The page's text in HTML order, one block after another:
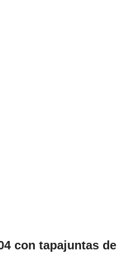
con tapajuntas de